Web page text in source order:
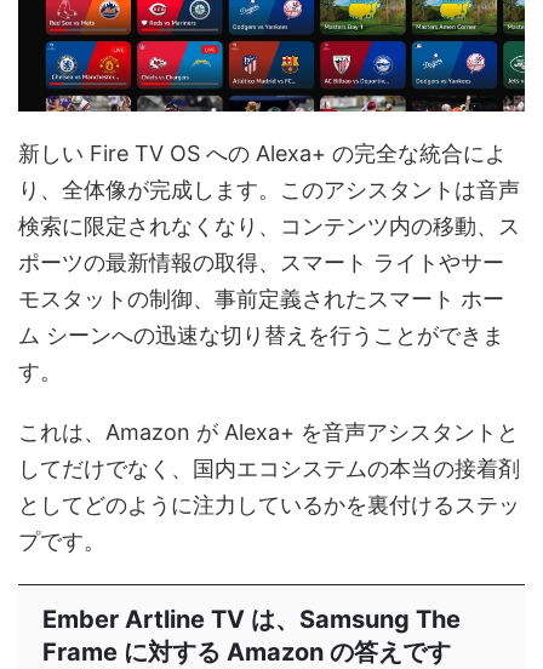
新しい Fire TV OS への Alexa+ の完全な統合によ
り、全体像が完成します。このアシスタントは音声
検索に限定されなくなり、コンテンツ内の移動、ス
ポーツの最新情報の取得、スマート ライトやサー
モスタットの制御、事前定義されたスマート ホー
ム シーンへの迅速な切り替えを行うことができま
す。
これは、Amazon が Alexa+ を音声アシスタントと
してだけでなく、国内エコシステムの本当の接着剤
としてどのように注力しているかを裏付けるステッ
プです。
Ember Artline TV は、Samsung The
Frame に対する Amazon の答えです